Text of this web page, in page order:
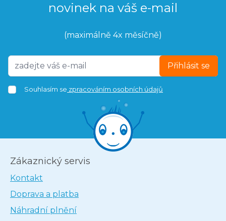
novinek na váš e-mail
(maximálně 4x měsíčně)
Přihlásit se
Souhlasím se zpracováním osobních údajů
Zákaznický servis
Kontakt
Doprava a platba
Náhradní plnění